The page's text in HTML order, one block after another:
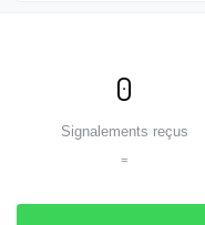
0
Signalements reçus
=